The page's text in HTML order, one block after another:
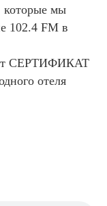
которые мы
102.4 FM в
СЕРТИФИКАТ
отеля